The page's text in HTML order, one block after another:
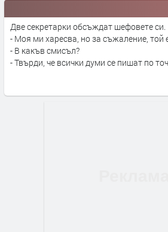
Две секретарки обсъждат шефовете си.
- Моя ми харесва, но за съжаление, той
- В какъв смисъл?
- Твърди, че всички думи се пишат по